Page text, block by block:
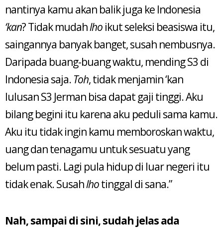
nantinya kamu akan balik juga ke Indonesia
‘kan? Tidak mudahlho ikut seleksi beasiswa itu,
saingannya banyak banget, susah nembusnya.
Daripada buang-buang waktu, mending S3 di
Indonesia saja. Toh, tidak menjamin ‘kan
lulusan S3 Jerman bisa dapat gaji tinggi. Aku
bilang begini itu karena aku peduli sama kamu.
Aku itu tidak ingin kamu memboroskan waktu,
uang dan tenagamu untuk sesuatu yang
belum pasti. Lagi pula hidup di luar negeri itu
tidak enak. Susahlhotinggal di sana.”
Nah, sampai di sini, sudah jelas ada